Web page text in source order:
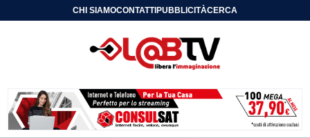
CHI SIAMOCONTATTIPUBBLICITÀCERCA